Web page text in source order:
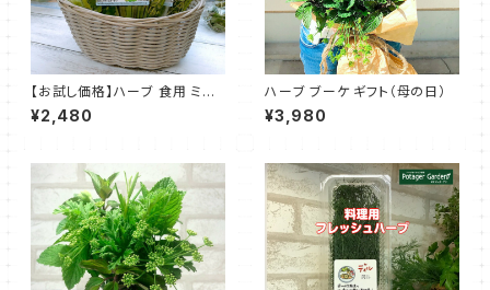
【お試し価格】ハーブ 食用 ミッ
クス 5種セット
¥2,480
ハーブ ブーケ ギフト（母の日）
¥3,980